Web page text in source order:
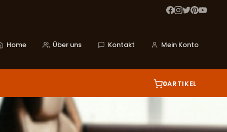
Home Über uns Kontakt Mein Konto
0ARTIKEL